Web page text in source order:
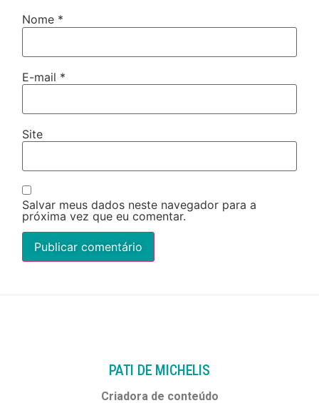
Nome *
E-mail *
Site
Salvar meus dados neste navegador para a
próxima vez que eu comentar.
PATI DE MICHELIS​
Criadora de conteúdo